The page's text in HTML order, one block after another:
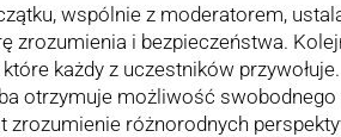
wspólnie z moderatorem,
zrozumienia i bezpieczeństwa.
każdy z uczestników
otrzymuje możliwość
różnorodnych